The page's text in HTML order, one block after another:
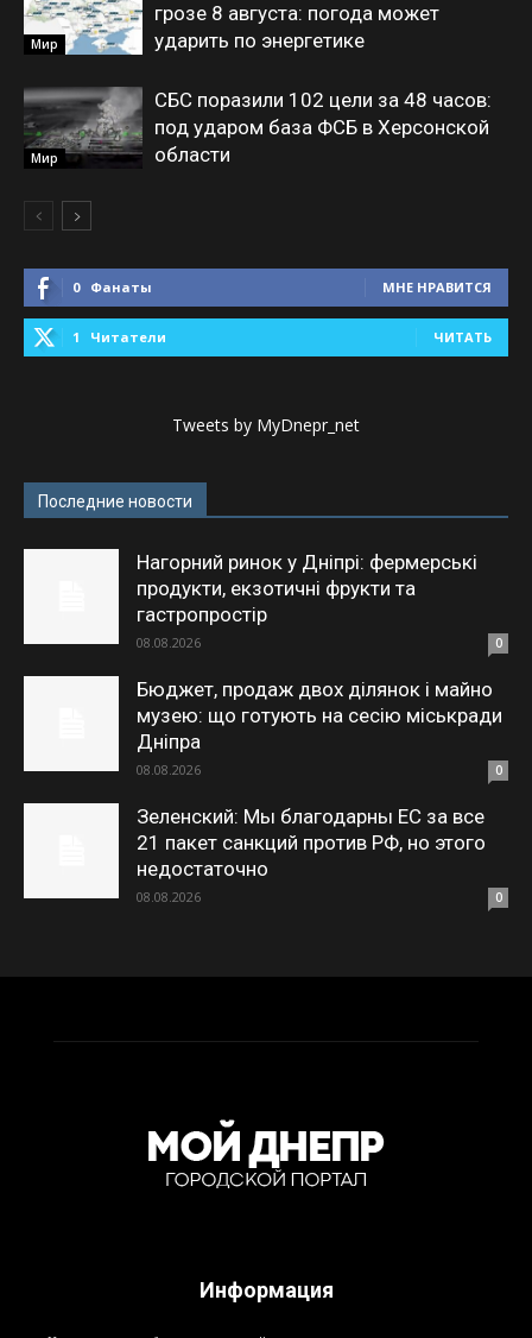
Мир
грозе 8 августа: погода может
ударить по энергетике
Мир
СБС поразили 102 цели за 48 часов:
под ударом база ФСБ в Херсонской
области
0 Фанаты МНЕ НРАВИТСЯ
1 Читатели ЧИТАТЬ
Tweets by MyDnepr_net
Последние новости
Нагорний ринок у Дніпрі: фермерські
продукти, екзотичні фрукти та
гастропростір
08.08.2026 0
Бюджет, продаж двох ділянок і майно
музею: що готують на сесію міськради
Дніпра
08.08.2026 0
Зеленский: Мы благодарны ЕС за все
21 пакет санкций против РФ, но этого
недостаточно
08.08.2026 0
Информация